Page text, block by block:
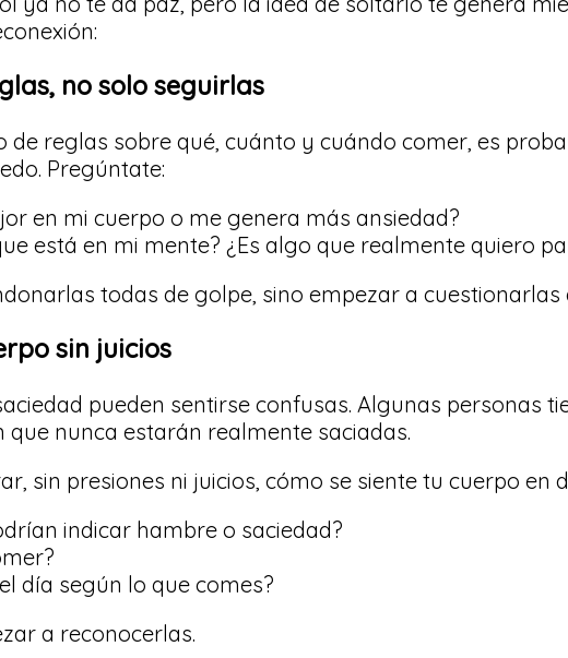
no solo seguirlas
de reglas sobre qué, cuánto y cuándo comer, es
Pregúntate:
en mi cuerpo o me genera más ansiedad?
está en mi mente? ¿Es algo que realmente quiero
todas de golpe, sino empezar a cuestionarlas
sin juicios
pueden sentirse confusas. Algunas personas
nunca estarán realmente saciadas.
sin presiones ni juicios, cómo se siente tu cuerpo en
indicar hambre o saciedad?
día según lo que comes?
a reconocerlas.